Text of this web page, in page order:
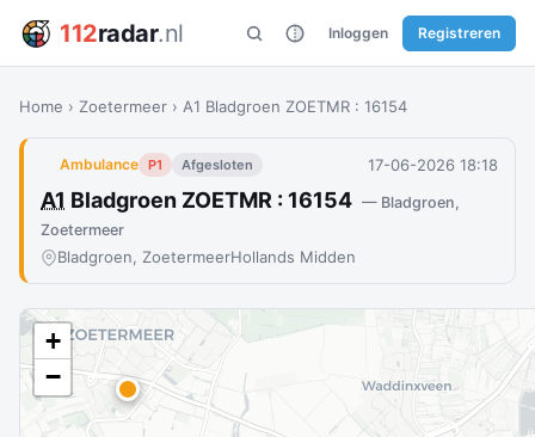
112radar.nl Inloggen Registreren
Home › Zoetermeer › A1 Bladgroen ZOETMR : 16154
Ambulance P1 Afgesloten 17-06-2026 18:18
A1 Bladgroen ZOETMR : 16154 — Bladgroen,
Zoetermeer
Bladgroen, ZoetermeerHollands Midden
+
−